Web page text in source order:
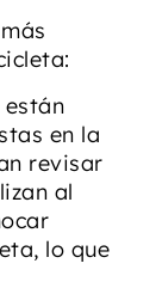
están
en la
revisar
al
lo que